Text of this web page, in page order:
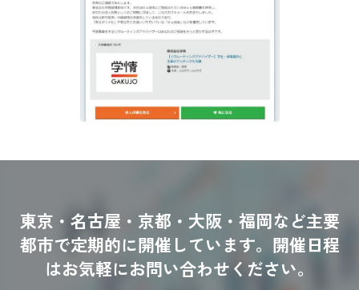
東京・名古屋・京都・大阪・福岡など主要
都市で定期的に開催しています。 開催日程
はお気軽にお問い合わせください。